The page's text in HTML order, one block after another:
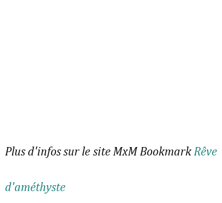
Plus d'infos sur le site MxM BookmarkRêve
d'améthyste